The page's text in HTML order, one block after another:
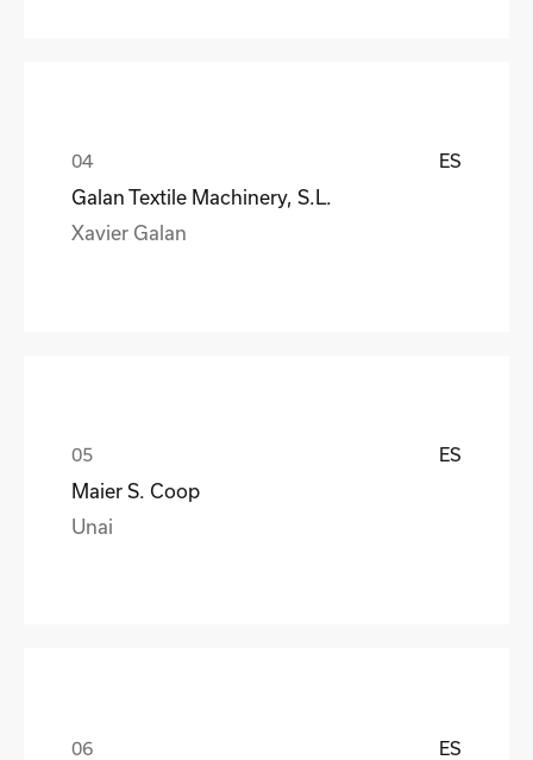
ES
Galan Textile Machinery, S.L.
Xavier Galan
ES
Maier S. Coop
Unai
ES